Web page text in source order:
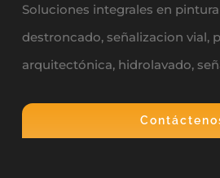
Soluciones integrales en
destroncado, señalizacion vial,
arquitectónica, hidrolavado,